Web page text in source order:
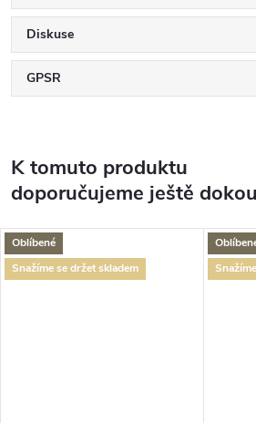
Diskuse
GPSR
K tomuto produktu
doporučujeme ještě
Oblíbené
Snažíme se držet skladem